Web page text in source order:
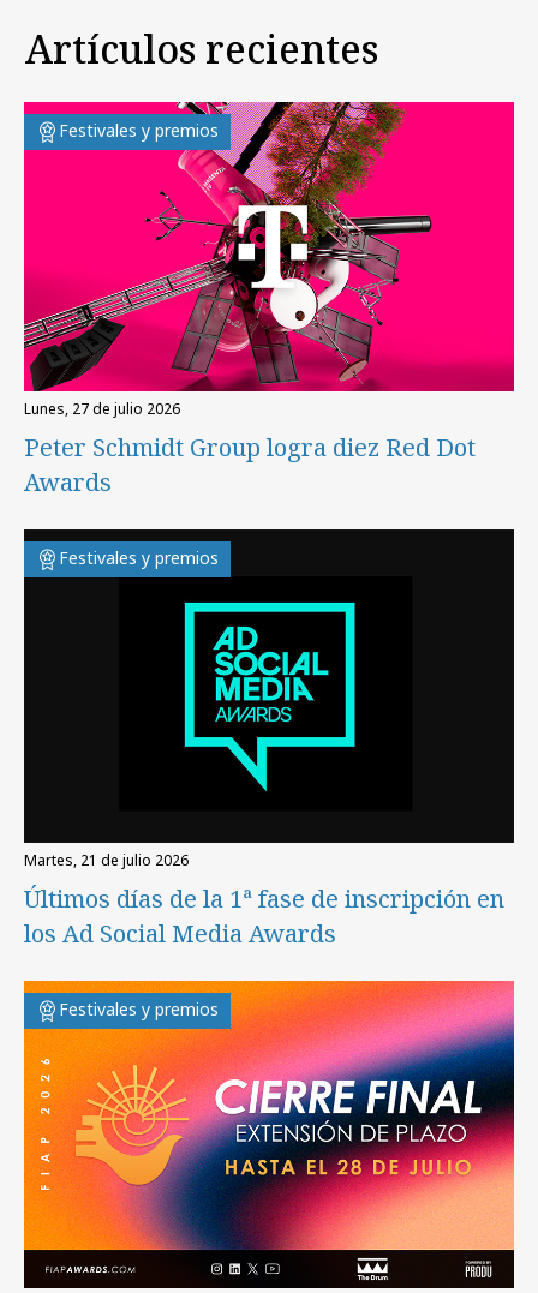
Artículos recientes
Festivales y premios
lunes, 27 de julio 2026
Peter Schmidt Group logra diez Red Dot
Awards
Festivales y premios
martes, 21 de julio 2026
Últimos días de la 1ª fase de inscripción en
los Ad Social Media Awards
Festivales y premios